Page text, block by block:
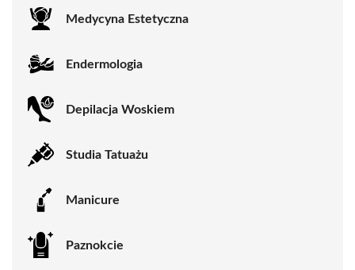
Medycyna Estetyczna
Endermologia
Depilacja Woskiem
Studia Tatuażu
Manicure
Paznokcie